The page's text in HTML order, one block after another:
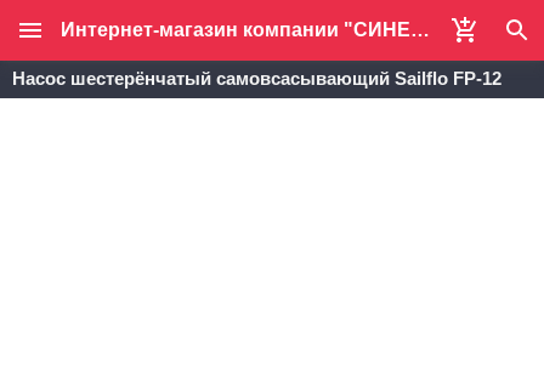
Интернет-магазин компании "СИНЕРДЖИ-ЭКО"
Насос шестерёнчатый самовсасывающий Sailflo FP-12